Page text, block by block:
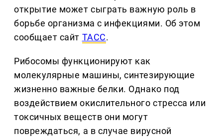
открытие может сыграть важную роль в
борьбе организма с инфекциями. Об этом
сообщает сайт ТАСС.
Рибосомы функционируют как
молекулярные машины, синтезирующие
жизненно важные белки. Однако под
воздействием окислительного стресса или
токсичных веществ они могут
повреждаться, а в случае вирусной